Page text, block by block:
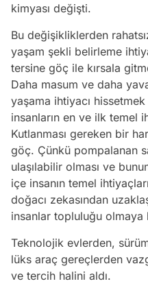
kimyası değişti.
Bu değişikliklerden
yaşam şekli belirleme
tersine göç ile kırsala
Daha masum ve daha
yaşama ihtiyacı
insanların en ve ilk temel
Kutlanması gereken bir
göç. Çünkü pompalanan
ulaşılabilir olması ve
içe insanın temel
doğacı zekasından
insanlar topluluğu olmaya
Teknolojik evlerden,
lüks araç gereçlerden
ve tercih halini aldı.